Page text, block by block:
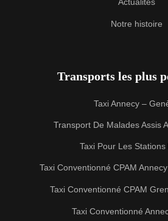
Notre histoire
Transports les plus
Taxi Annecy –
Transport De Malades Assis
Taxi Pour Les Stations
Taxi Conventionné CPAM
Taxi Conventionné CPAM
Taxi Conventionné